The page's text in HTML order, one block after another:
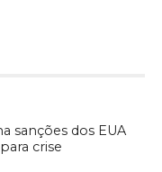
sanções dos EUA
crise